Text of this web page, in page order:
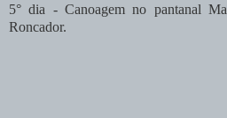
5° dia - Canoagem no pantanal
Roncador.